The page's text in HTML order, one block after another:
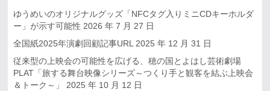
ゆうめいのオリジナルグッズ「NFCタグ入りミニCDキーホルダ
ー」が示す可能性 2026 年 7 月 27 日
全国紙2025年演劇回顧記事URL
2025 年 12 月 31 日
従来型の上映会の可能性を広げる、穂の国とよはし芸術劇場
PLAT「旅する舞台映像シリーズ～つくり手と観客を結ぶ上映会
＆トーク～」
2025 年 10 月 12 日